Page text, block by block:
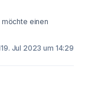
19. Jul 2023 um 14:29